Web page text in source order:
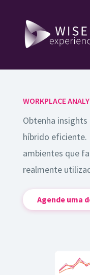
WORKPLACE
Obtenha
híbrido eficiente.
ambientes que
realmente
Agende uma